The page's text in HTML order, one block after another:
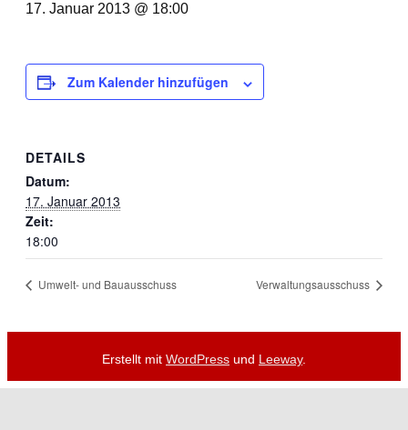
17. Januar 2013 @ 18:00
Zum Kalender hinzufügen
DETAILS
Datum:
17. Januar 2013
Zeit:
18:00
Umwelt- und Bauausschuss Verwaltungsausschuss
Erstellt mit WordPress und Leeway.